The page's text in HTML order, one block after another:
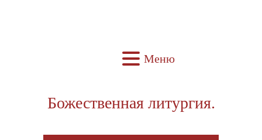
Меню
Божественная литургия.